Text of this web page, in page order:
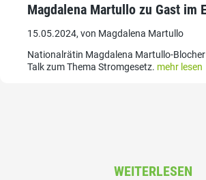
Magdalena Martullo zu Gast im
15.05.2024, von Magdalena Martullo
Nationalrätin Magdalena Martullo-
Talk zum Thema Stromgesetz. mehr lesen
WEITERLESEN